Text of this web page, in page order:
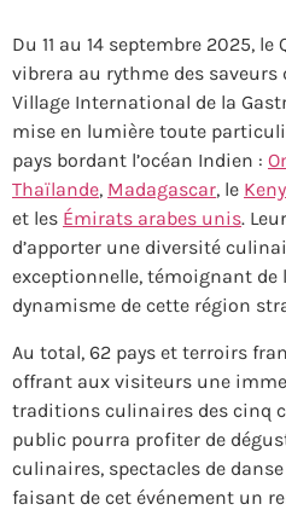
Du 11 au 14 septembre 2025,
vibrera au rythme des saveurs
Village International de la
mise en lumière toute
pays bordant l’océan Indien :
Thaïlande, Madagascar, le
et les Émirats arabes unis.
d’apporter une diversité
exceptionnelle, témoignant de
dynamisme de cette région
Au total, 62 pays et terroirs
offrant aux visiteurs une
traditions culinaires des cinq
public pourra profiter de
culinaires, spectacles de
faisant de cet événement un